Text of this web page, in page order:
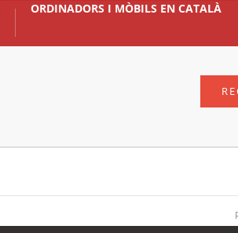
ORDINADORS I MÒBILS EN CATALÀ